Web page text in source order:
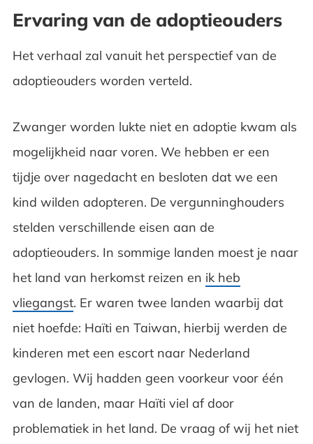
Ervaring van de adoptieouders
Het verhaal zal vanuit het perspectief van de
adoptieouders worden verteld.
Zwanger worden lukte niet en adoptie kwam als
mogelijkheid naar voren. We hebben er een
tijdje over nagedacht en besloten dat we een
kind wilden adopteren. De vergunninghouders
stelden verschillende eisen aan de
adoptieouders. In sommige landen moest je naar
het land van herkomst reizen en ik heb
vliegangst. Er waren twee landen waarbij dat
niet hoefde: Haïti en Taiwan, hierbij werden de
kinderen met een escort naar Nederland
gevlogen. Wij hadden geen voorkeur voor één
van de landen, maar Haïti viel af door
problematiek in het land. De vraag of wij het niet